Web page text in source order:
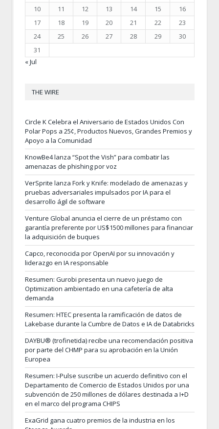
10
11 12 13 14 15
16
17
18 19 20 21 22
23
24
25 26 27 28 29
30
31
« Jul
THE WIRE
Circle K Celebra el Aniversario de Estados Unidos Con
Polar Pops a 25¢, Productos Nuevos, Grandes Premios y
Apoyo a la Comunidad
KnowBe4 lanza “Spot the Vish” para combatir las
amenazas de phishing por voz
VerSprite lanza Fork y Knife: modelado de amenazas y
pruebas adversariales impulsados por IA para el
desarrollo ágil de software
Venture Global anuncia el cierre de un préstamo con
garantía preferente por US$1500 millones para financiar
la adquisición de buques
Capco, reconocida por OpenAI por su innovación y
liderazgo en IA responsable
Resumen: Gurobi presenta un nuevo juego de
Optimization ambientado en una cafetería de alta
demanda
Resumen: HTEC presenta la ramificación de datos de
Lakebase durante la Cumbre de Datos e IA de Databricks
DAYBU® (trofinetida) recibe una recomendación positiva
por parte del CHMP para su aprobación en la Unión
Europea
Resumen: I-Pulse suscribe un acuerdo definitivo con el
Departamento de Comercio de Estados Unidos por una
subvención de 250 millones de dólares destinada a I+D
en el marco del programa CHIPS
ExaGrid gana cuatro premios de la industria en los